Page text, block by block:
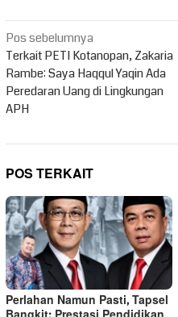
Navigasi
pos
Pos sebelumnya
Terkait PETI Kotanopan, Zakaria
Rambe: Saya Haqqul Yaqin Ada
Peredaran Uang di Lingkungan
APH
POS TERKAIT
Perlahan Namun Pasti, Tapsel